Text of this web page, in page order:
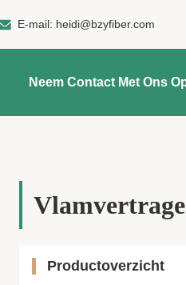
E-mail: heidi@bzyfiber.com
Neem Contact Met Ons
Productoverzicht